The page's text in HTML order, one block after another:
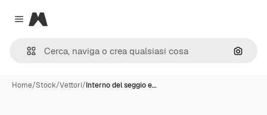
Close menu
Magnific
Cerca
Home/Stock/Vettori/Interno del seggio e…